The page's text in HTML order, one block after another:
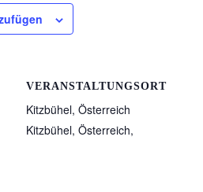
VERANSTALTUNGSORT
Kitzbühel, Österreich
Kitzbühel, Österreich,